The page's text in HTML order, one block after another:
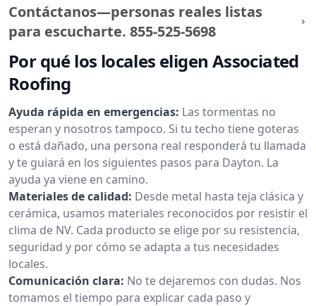
Contáctanos—personas reales listas
para escucharte. 855-525-5698
Por qué los locales eligen Associated
Roofing
Ayuda rápida en emergencias: Las tormentas no
esperan y nosotros tampoco. Si tu techo tiene goteras
o está dañado, una persona real responderá tu llamada
y te guiará en los siguientes pasos para Dayton. La
ayuda ya viene en camino.
Materiales de calidad: Desde metal hasta teja clásica y
cerámica, usamos materiales reconocidos por resistir el
clima de NV. Cada producto se elige por su resistencia,
seguridad y por cómo se adapta a tus necesidades
locales.
Comunicación clara: No te dejaremos con dudas. Nos
tomamos el tiempo para explicar cada paso y